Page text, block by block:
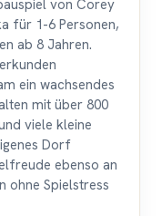
von Corey
für 1-6 Personen,
ab 8 Jahren.
ein wachsendes
mit über 800
viele kleine
Dorf
ebenso an
ohne Spielstress